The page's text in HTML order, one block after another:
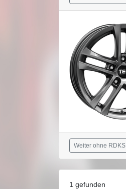
Weiter ohne RDKS
1 gefunden